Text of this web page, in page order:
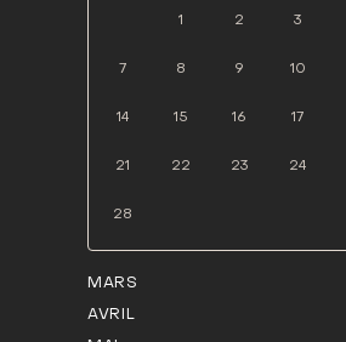
1 2 3
7 8 9 10
14 15 16 17
21 22 23 24
28
MARS
AVRIL